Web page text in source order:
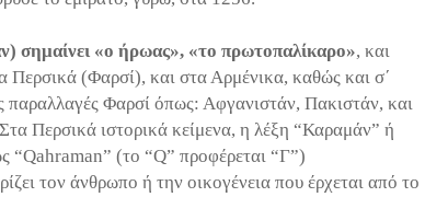
) σημαίνει «ο ήρωας», «το πρωτοπαλίκαρο», και
Περσικά (Φαρσί), και στα Αρμένικα, καθώς και σ΄
παραλλαγές Φαρσί όπως: Αφγανιστάν, Πακιστάν, και
Περσικά ιστορικά κείμενα, η λέξη “Καραμάν” ή
“Qahraman” (το “Q” προφέρεται “Γ”)
τον άνθρωπο ή την οικογένεια που έρχεται από το